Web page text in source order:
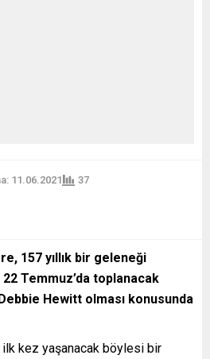
11.06.2021 37
157 yıllık bir geleneği
22 Temmuz’da toplanacak
Hewitt olması konusunda
kez yaşanacak böylesi bir